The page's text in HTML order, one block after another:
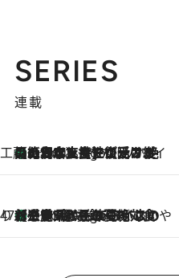
SERIES
連載
工藤まやのおもてなしハワイ
5 Hours Ago
【ハワイ土産】ローカルの絶大な支持で復活！ 絶品の幻クッキー《元ファンの日本人女性が受け継いだ名店》
47都道府県の手みやげ ひんやりスイーツで夏を満喫
5 Hours Ago
【三重県】この夏絶対食べたい 冷やしておいしいおやつ3選 お餅×アイスの新感覚スイーツ